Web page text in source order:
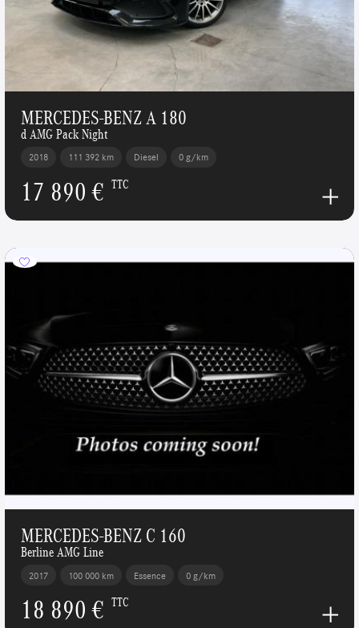
MERCEDES-BENZ A 180
d AMG Pack Night
2018 111 392 km Diesel 0 g/km
17 890 € TTC
MERCEDES-BENZ C 160
Berline AMG Line
2017 100 000 km Essence 0 g/km
18 890 € TTC